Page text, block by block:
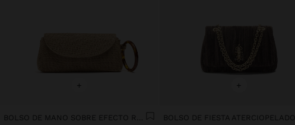
+ +
BOLSO DE FIESTA ATERCIOPELADO